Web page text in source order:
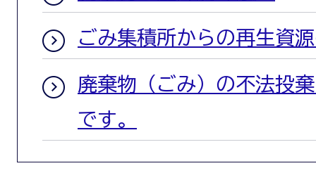
ごみ集積所からの再生資
廃棄物（ごみ）の不法投
です。